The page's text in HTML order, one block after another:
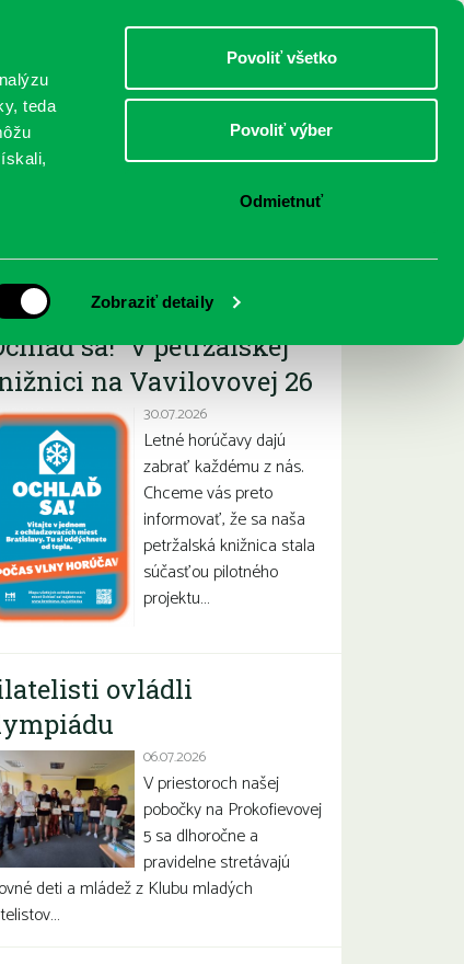
teda
Zobraziť detaily
Povoliť všetko
Povoliť výber
Odmietnuť
DOSPELÍ
sa!“ v petržalskej
na Vavilovovej 26
30.07.2026
Letné horúčavy dajú
zabrať každému z nás.
Chceme vás preto
informovať, že sa naša
petržalská knižnica stala
súčasťou pilotného
projektu…
ovládli
06.07.2026
V priestoroch našej
pobočky na Prokofievovej
5 sa dlhoročne a
pravidelne stretávajú
deti a mládež z Klubu mladých